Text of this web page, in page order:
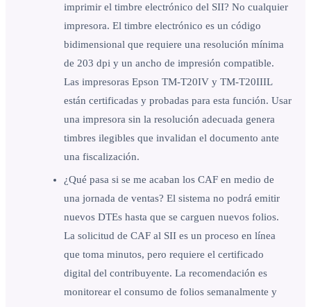
imprimir el timbre electrónico del SII? No cualquier
impresora. El timbre electrónico es un código
bidimensional que requiere una resolución mínima
de 203 dpi y un ancho de impresión compatible.
Las impresoras Epson TM-T20IV y TM-T20IIIL
están certificadas y probadas para esta función. Usar
una impresora sin la resolución adecuada genera
timbres ilegibles que invalidan el documento ante
una fiscalización.
¿Qué pasa si se me acaban los CAF en medio de
una jornada de ventas? El sistema no podrá emitir
nuevos DTEs hasta que se carguen nuevos folios.
La solicitud de CAF al SII es un proceso en línea
que toma minutos, pero requiere el certificado
digital del contribuyente. La recomendación es
monitorear el consumo de folios semanalmente y